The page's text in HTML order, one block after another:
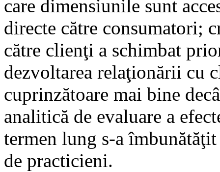
care dimensiunile sunt
directe către consumatori;
către clienţi a schimbat
dezvoltarea relaţionării cu
cuprinzătoare mai bine
analitică de evaluare a
termen lung s-a
de practicieni.